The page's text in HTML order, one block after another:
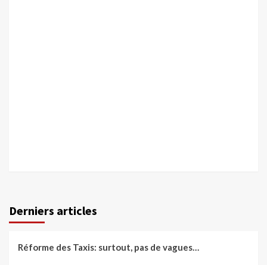
Derniers articles
Réforme des Taxis: surtout, pas de vagues…